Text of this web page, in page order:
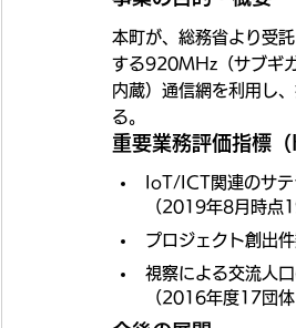
本町が、総務省より受
する920MHz（サブギ
内蔵）通信網を利用し
る。
重要業務評価指標（
IoT/ICT関連のサ
（2019年8月時点
プロジェクト創出
視察による交流人
（2016年度17団体